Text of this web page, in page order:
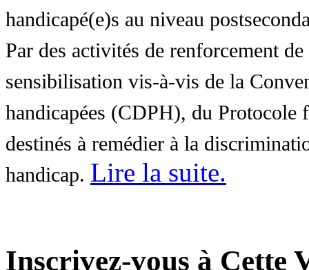
handicapé(e)s au niveau
Par des activités de renforcement
sensibilisation vis-à-vis de la
handicapées (CDPH), du Protocole
destinés à remédier à la
handicap. Lire la suite.
Inscrivez-vous à Cette